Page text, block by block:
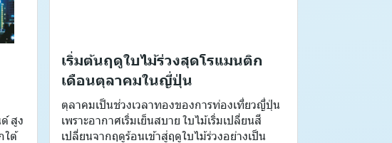
สูง
ใต้
เริ่มต้นฤดูใบไม้ร่วงสุดโรแมนติก
เดือนตุลาคมในญี่ปุ่น
ตุลาคมเป็นช่วงเวลาทองของการท่องเที่ยวญี่ปุ่น
เพราะอากาศเริ่มเย็นสบาย ใบไม้เริ่มเปลี่ยนสี
เปลี่ยนจากฤดูร้อนเข้าสู่ฤดูใบไม้ร่วงอย่างเป็น